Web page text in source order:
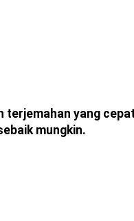
terjemahan yang
mungkin.